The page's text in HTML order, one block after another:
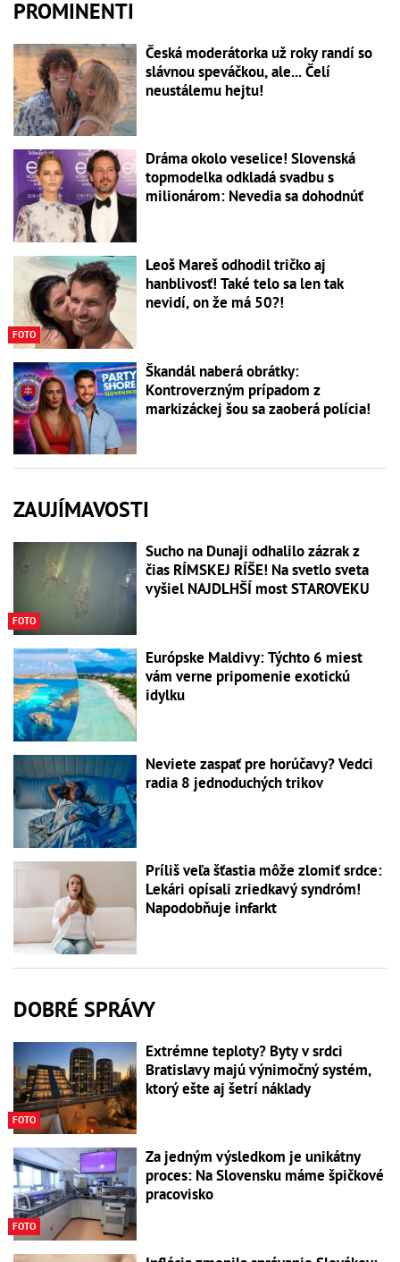
PROMINENTI
Česká moderátorka už roky randí so
slávnou speváčkou, ale... Čelí
neustálemu hejtu!
Dráma okolo veselice! Slovenská
topmodelka odkladá svadbu s
milionárom: Nevedia sa dohodnúť
FOTO
Leoš Mareš odhodil tričko aj
hanblivosť! Také telo sa len tak
nevidí, on že má 50?!
Škandál naberá obrátky:
Kontroverzným prípadom z
markizáckej šou sa zaoberá polícia!
ZAUJÍMAVOSTI
FOTO
Sucho na Dunaji odhalilo zázrak z
čias RÍMSKEJ RÍŠE! Na svetlo sveta
vyšiel NAJDLHŠÍ most STAROVEKU
Európske Maldivy: Týchto 6 miest
vám verne pripomenie exotickú
idylku
Neviete zaspať pre horúčavy? Vedci
radia 8 jednoduchých trikov
Príliš veľa šťastia môže zlomiť srdce:
Lekári opísali zriedkavý syndróm!
Napodobňuje infarkt
DOBRÉ SPRÁVY
FOTO
Extrémne teploty? Byty v srdci
Bratislavy majú výnimočný systém,
ktorý ešte aj šetrí náklady
FOTO
Za jedným výsledkom je unikátny
proces: Na Slovensku máme špičkové
pracovisko